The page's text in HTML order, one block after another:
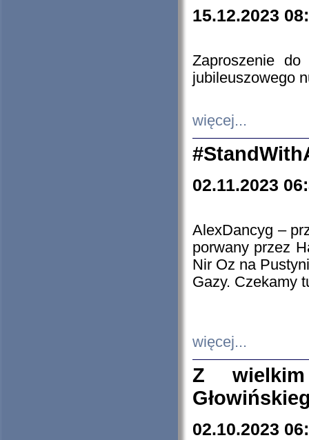
15.12.2023
Zaproszenie do
jubileuszowego
więcej...
02.11.2023
AlexDancyg –
porwany przez
Nir Oz na
Gazy. Czekamy
więcej...
Z
02.10.2023